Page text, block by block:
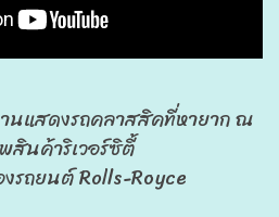
านแสดงรถคลาสสิคที่หายาก ณ
สินค้าริเวอร์ซิตี้
งรถยนต์ Rolls-Royce